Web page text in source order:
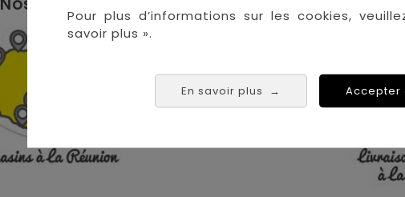
Pour plus d’informations sur les cookies,
savoir plus ».
En savoir plus → Accepter
• Saint Denis
• Tampon